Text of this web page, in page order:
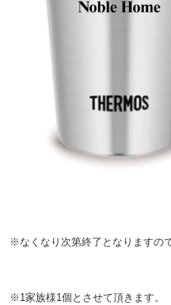
※なくなり次第終了となりますの
※1家族様1個とさせて頂きます。